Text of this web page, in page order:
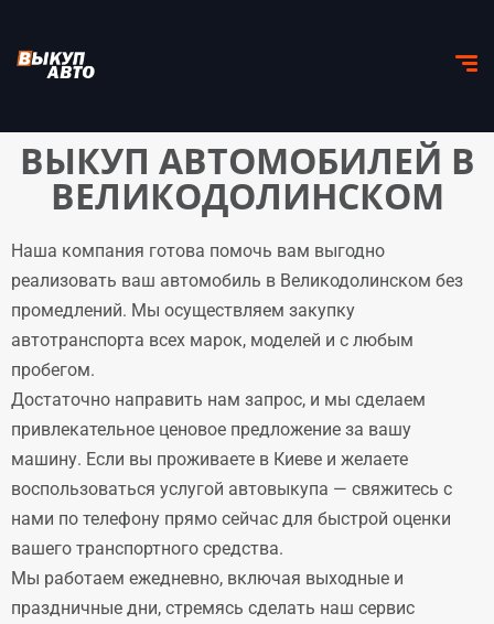
ВЫКУП АВТОМОБИЛЕЙ В
ВЕЛИКОДОЛИНСКОМ
Наша компания готова помочь вам выгодно
реализовать ваш автомобиль в Великодолинском без
промедлений. Мы осуществляем закупку
автотранспорта всех марок, моделей и с любым
пробегом.
Достаточно направить нам запрос, и мы сделаем
привлекательное ценовое предложение за вашу
машину. Если вы проживаете в Киеве и желаете
воспользоваться услугой автовыкупа — свяжитесь с
нами по телефону прямо сейчас для быстрой оценки
вашего транспортного средства.
Мы работаем ежедневно, включая выходные и
праздничные дни, стремясь сделать наш сервис